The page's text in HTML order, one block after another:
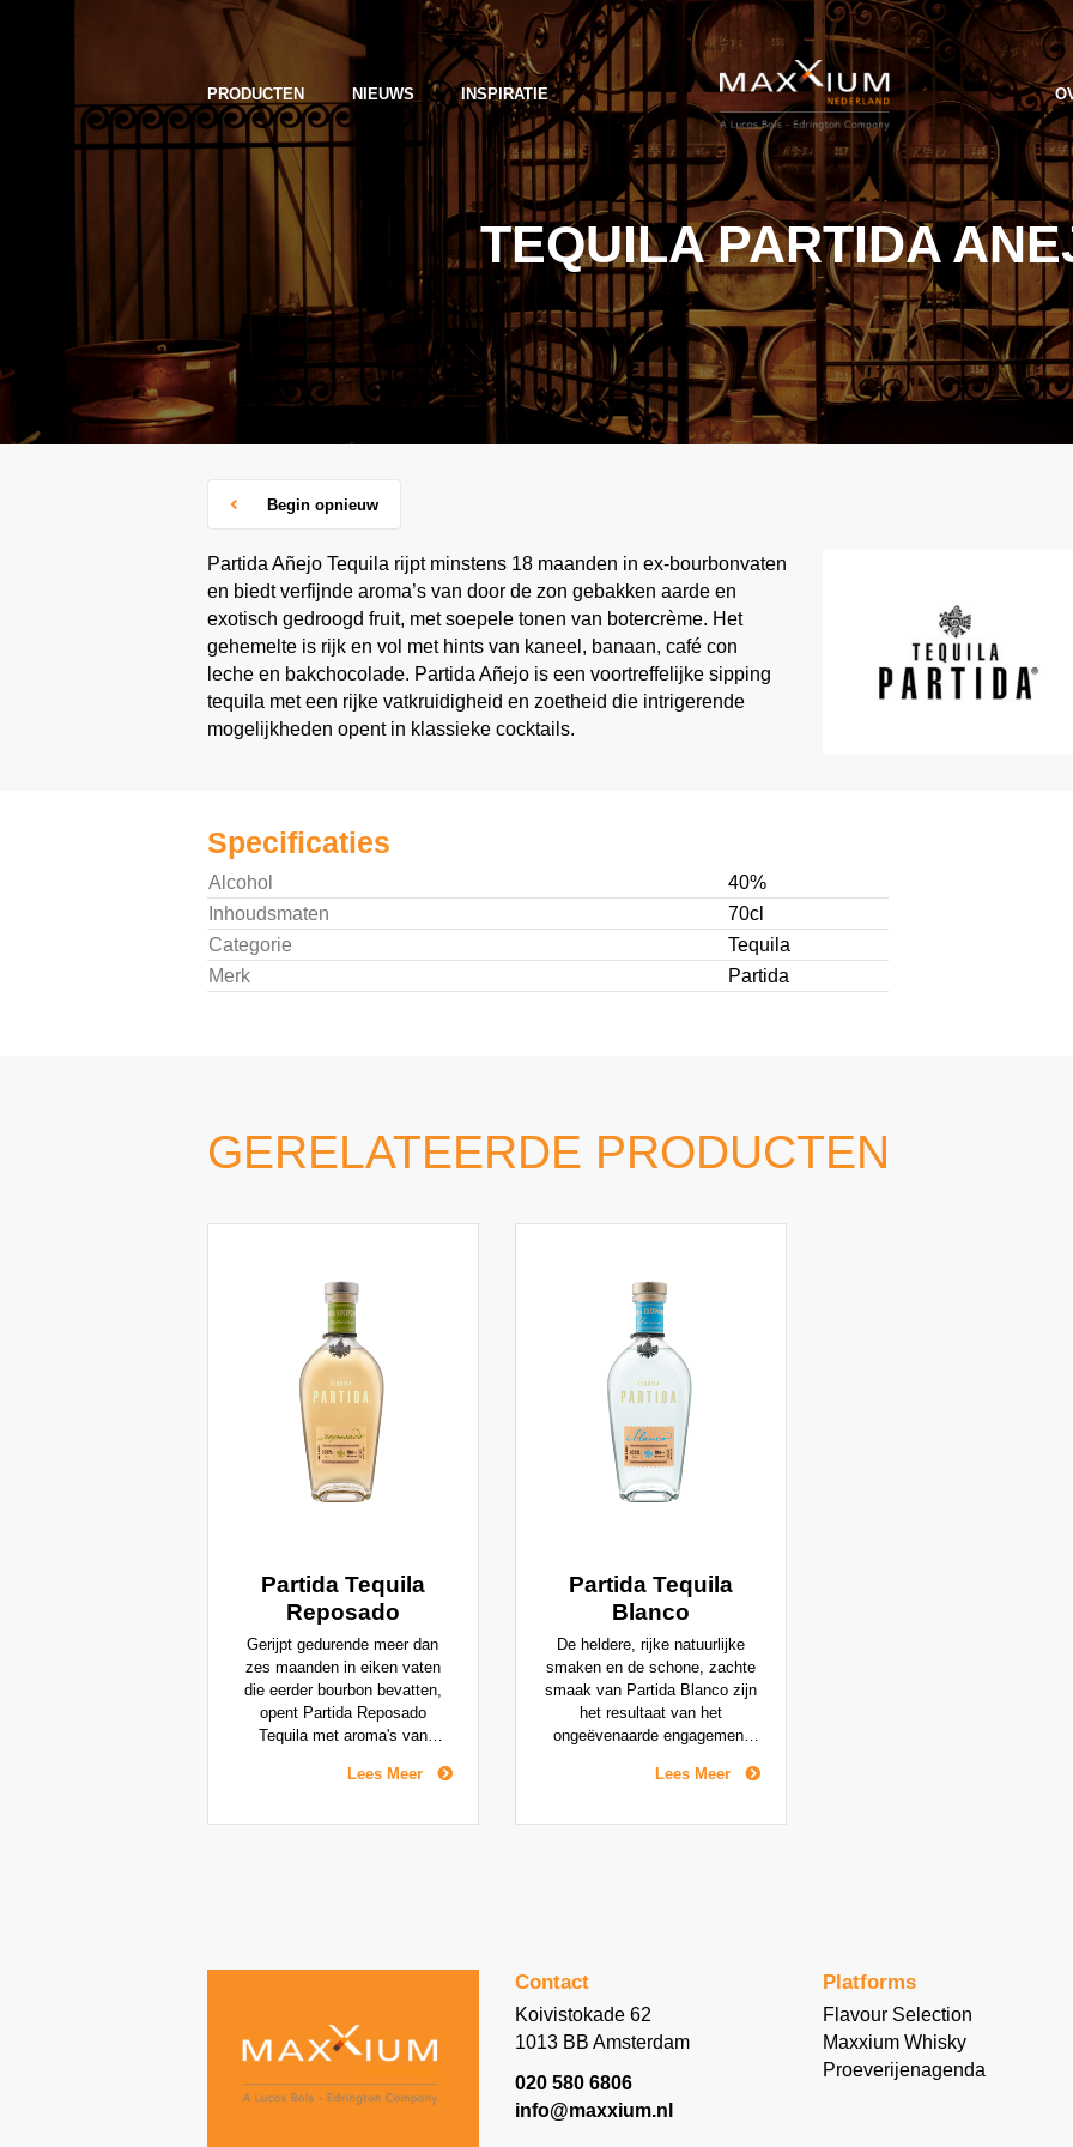
PRODUCTEN NIEUWS INSPIRATIE
TEQUILA PARTIDA
Begin opnieuw
Partida Añejo Tequila rijpt minstens 18 maanden in ex-bourbonvaten
en biedt verfijnde aroma’s van door de zon gebakken aarde en
exotisch gedroogd fruit, met soepele tonen van botercrème. Het
gehemelte is rijk en vol met hints van kaneel, banaan, café con
leche en bakchocolade. Partida Añejo is een voortreffelijke sipping
tequila met een rijke vatkruidigheid en zoetheid die intrigerende
mogelijkheden opent in klassieke cocktails.
Specificaties
Alcohol
40%
Inhoudsmaten
70cl
Categorie
Tequila
Merk
Partida
GERELATEERDE PRODUCTEN
Partida Tequila
Reposado
Gerijpt gedurende meer dan
zes maanden in eiken vaten
die eerder bourbon bevatten,
opent Partida Reposado
Tequila met aroma's van
karamel, boter, bourbon,
smaken worden bevestigd op
Lees Meer
Partida Tequila
Blanco
De heldere, rijke natuurlijke
smaken en de schone, zachte
smaak van Partida Blanco zijn
het resultaat van het
ongeëvenaarde engagement
agave binnen 24 uur na de
en genuanceerde karakter
witte peperkruiden en sappige
grapefruit.
Lees Meer
Contact
Koivistokade 62
1013 BB Amsterdam
020 580 6806
info@maxxium.nl
Platforms
Flavour Selection
Maxxium Whisky
Proeverijenagenda